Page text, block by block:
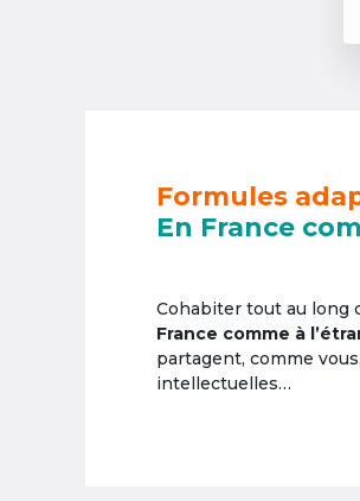
Formules
En France
Cohabiter tout au long
France comme à
partagent, comme
intellectuelles…